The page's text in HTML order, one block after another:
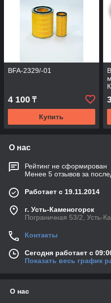
BFA-2329/-01
4 100 ₸
Купить
О нас
Рейтинг не сформирован
Менее 5 отзывов за
Работает с 19.11.2014
г. Усть-Каменогорск
Пограничная 53/2, Усть-
Контакты
Сегодня работает с
Показать весь график
О нас